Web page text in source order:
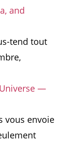
and
tend tout
—
vous envoie